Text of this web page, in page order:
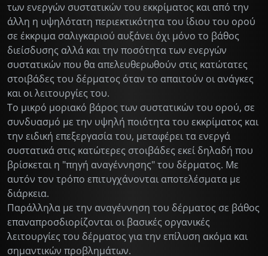
των ενεργών συστατικών του εκκρίματος και από την
άλλη η υψηλότατη περιεκτικότητα του ίδιου του ορού
σε έκκριμα σαλιγκαριού αυξάνει όχι μόνο το βάθος
διείσδυσης αλλά και την ποσότητα των ενεργών
συστατικών που θα απελευθερωθούν στις κατώτατες
στοιβάδες του δέρματος όταν το απαιτούν οι ανάγκες
και οι λειτουργίες του.
Το μικρό μοριακό βάρος των συστατικών του ορού, σε
συνδυασμό με την υψηλή ποιότητα του εκκρίματος και
την ειδική επεξεργασία του, μεταφέρει τα ενεργά
συστατικά στις κατώτερες στοιβάδες εκεί δηλαδή που
βρίσκεται η "πηγή αναγέννησης" του δέρματος. Με
αυτόν τον τρόπο επιτυγχάνονται αποτελέσματα με
διάρκεια.
Παράλληλα με την αναγέννηση του δέρματος σε βάθος
επαναπροσδιορίζονται οι βασικές οργανικές
λειτουργίες του δέρματος για την επίλυση ακόμα και
σημαντικών προβλημάτων.